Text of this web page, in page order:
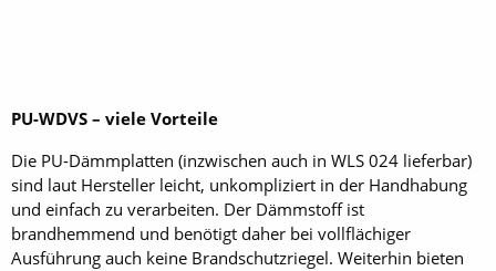
PU-WDVS – viele Vorteile
Die PU-Dämmplatten (inzwischen auch in WLS 024 lieferbar)
sind laut Hersteller leicht, unkompliziert in der Handhabung
und einfach zu verarbeiten. Der Dämmstoff ist
brandhemmend und benötigt daher bei vollflächiger
Ausführung auch keine Brandschutzriegel. Weiterhin bieten